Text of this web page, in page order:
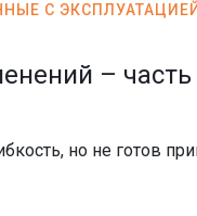
С
–
но не готов